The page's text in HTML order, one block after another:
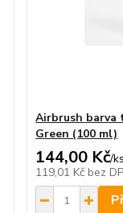
Airbrush barva
Green (100 ml)
144,00 Kč/ks
119,01 Kč bez